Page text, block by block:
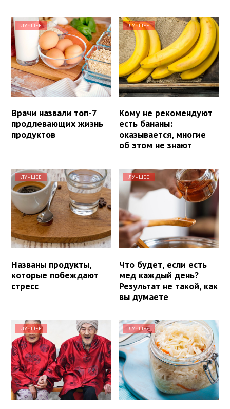
ЛУЧШЕЕ
Врачи назвали топ-7
продлевающих жизнь
продуктов
ЛУЧШЕЕ
Кому не рекомендуют
есть бананы:
оказывается, многие
об этом не знают
ЛУЧШЕЕ
Названы продукты,
которые побеждают
стресс
ЛУЧШЕЕ
Что будет, если есть
мед каждый день?
Результат не такой, как
вы думаете
ЛУЧШЕЕ ЛУЧШЕЕ